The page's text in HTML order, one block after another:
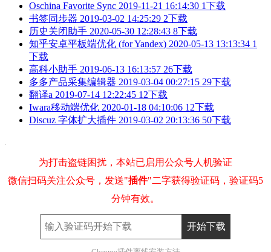
Oschina Favorite Sync 2019-11-21 16:14:30 1下载
书签同步器 2019-03-02 14:25:29 2下载
历史关闭助手 2020-05-30 12:28:43 8下载
知乎安卓平板端优化 (for Yandex) 2020-05-13 13:13:34 1
下载
高科小助手 2019-06-13 16:13:57 26下载
多多产品采集编辑器 2019-03-04 00:27:15 29下载
翻译a 2019-07-14 12:22:45 12下载
Iwara移动端优化 2020-01-18 04:10:06 12下载
Discuz 字体扩大插件 2019-03-02 20:13:36 50下载
为打击盗链困扰，本站已启用公众号人机验证
微信扫码关注公众号，发送"插件"二字获得验证码，验证码5
分钟有效。